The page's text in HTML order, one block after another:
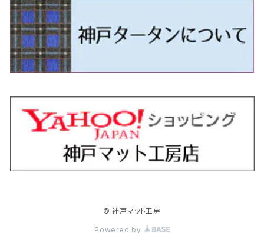
H24/5～R1/10（後期）
H18/6～H24/5（前期）
H24/5～R1/10（後期）
オーリス
H24/8～H30/3 180系
カムリ
H24/5～ 160系
カローラ・クロス
カローラ・スポーツ
H22/6～R2/6 F15
スカイライン
H13/6～H18/11 V35
H26/2～ V37
スカイライン・クロスオーバー
H11/6～H16/10 Y34
H1/6～H11/6 Y30
セレナ
H22/11～H28/9 C26
H22/4～H30/3 L275/285
プレオプラス
H24/12～H29/5 LA300/310
レヴォーグ
H15/6～R2/8 BN/BM/BL系
レガシィアウトバック
H15/10～ BP/BR/BS/BT系
レガシィツーリングワゴン
H19/7～R1/7 DE/DJ系
ビアンテ
H20/7～30/3 CC系
ファミリア バン
H30/6～ 160系
H24/10～ MJ系
フレアクロスオーバー
H26/1～ MS系
H18/12～ L275/285
ミラ・イース
H23/9～ LA300系
ミラ・ココア
H30/6～ LA550/560S
ムーヴ
H26/12～R5/7 LA150/160S
ムーヴキャンバス
H14/1～ JB43/74W
H22/9～ スイフト
H23/12～
スペーシア/スペーシアカスタム/スペーシアギア
H25/3～R5/11
R5/11～ MK54S・MK94S
スペーシアベース
H23/1～H27/8 MA15S
H27/8～R2/12 MA26/36/46S
ハスラー
H26/1～ MR系
H23/3～ MB系
デリカＤ：３
H23/10～H31/4 BM20 7人乗
デリカＤ：５
R5/5～ B30系/BA系
パジェロ
H18/10～R1/8 7人乗ロング V90系
H27/4～R3/12 JW5
WR-V
R6/3～ DG5
ZR-V
H11/6～H30/7 バン HH5・HH6
H21/12～R3/4 トラック
アコード・アコードハイブリッド
H25/6～R2/2 CR系
H21/10～H30/3 6RC系
H30/3～ AW系
H25/10～R3/10
Ｖクラス
H27/4～
© 神戸マット工房
Powered by